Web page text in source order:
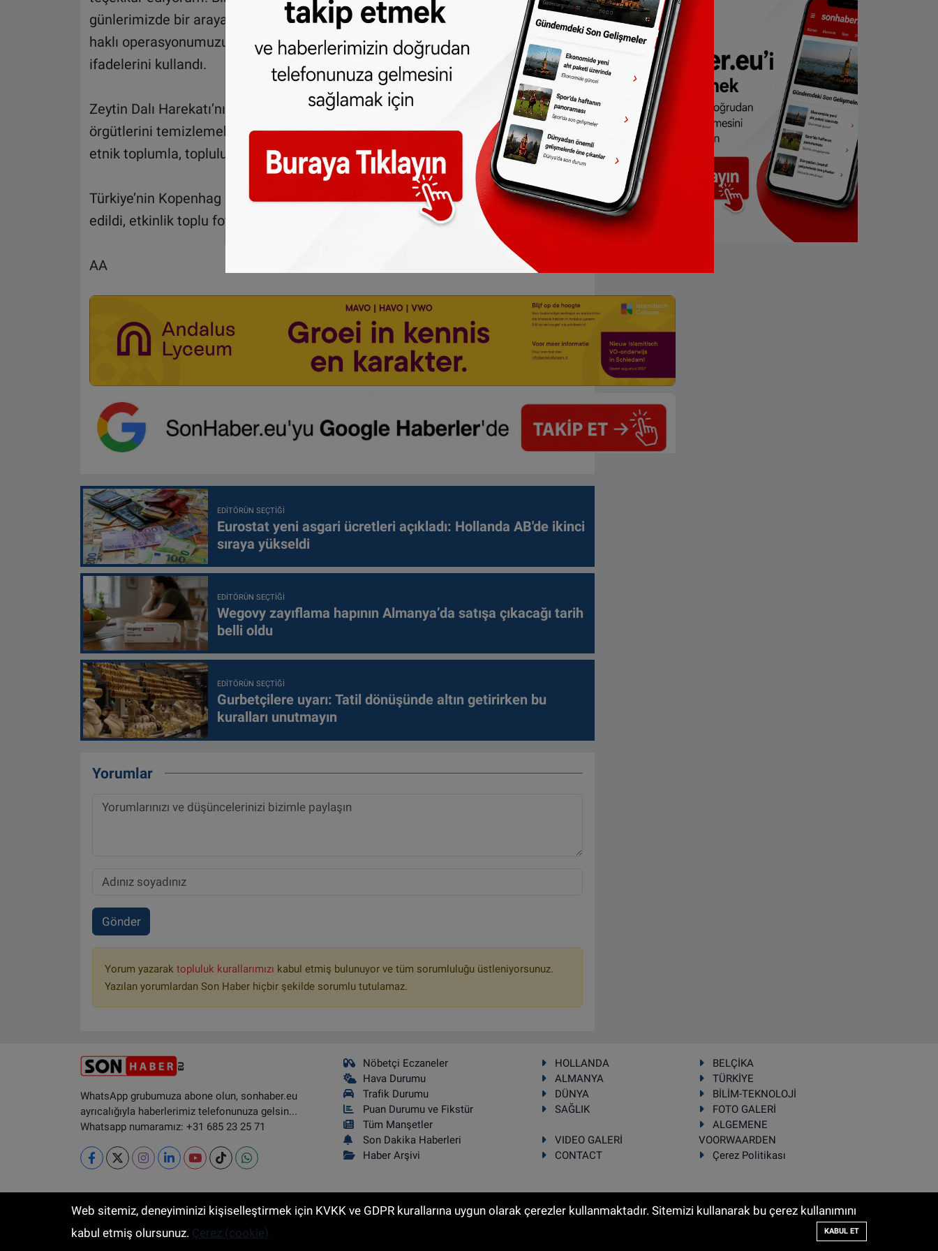
günlerimizde bir araya geleceğiz, kenetleneceğiz. Yapılanları, haklı davamızı,
haklı operasyonumuzu, ele güne anlatmak bakımından bunlar çok önemli."
ifadelerini kullandı.
Zeytin Dalı Harekatı’nın amacının Türkiye'nin ulusal güvenliğini tehdit eden terör
örgütlerini temizlemek olduğunu vurgulayan İpek, "Bizim hiçbir grupla, hiçbir
etnik toplumla, toplulukla bir meselemiz yoktur." diye konuştu.
Türkiye’nin Kopenhag Büyükelçiliği önünde toplanan vatandaşlara çay ikram
edildi, etkinlik toplu fotoğraf çekiminin ardından sona erdi.
AA
EDITÖRÜN SEÇTIĞI
Eurostat yeni asgari ücretleri açıkladı: Hollanda AB'de ikinci
sıraya yükseldi
EDITÖRÜN SEÇTIĞI
Wegovy zayıflama hapının Almanya’da satışa çıkacağı tarih
belli oldu
EDITÖRÜN SEÇTIĞI
Gurbetçilere uyarı: Tatil dönüşünde altın getirirken bu
kuralları unutmayın
Yorumlar
Gönder
Yorum yazarak topluluk kurallarımızı kabul etmiş bulunuyor ve tüm sorumluluğu üstleniyorsunuz.
Yazılan yorumlardan Son Haber hiçbir şekilde sorumlu tutulamaz.
WhatsApp grubumuza abone olun, sonhaber.eu
ayrıcalığıyla haberlerimiz telefonunuza gelsin...
Whatsapp numaramız: +31 685 23 25 71
Nöbetçi Eczaneler
Hava Durumu
Trafik Durumu
Puan Durumu ve Fikstür
Tüm Manşetler
Son Dakika Haberleri
Haber Arşivi
HOLLANDA
BELÇİKA
ALMANYA
TÜRKİYE
DÜNYA
BİLİM-TEKNOLOJİ
SAĞLIK
FOTO GALERİ
VIDEO GALERİ
ALGEMENE
VOORWAARDEN
CONTACT
Çerez Politikası
RSS Copyright © 2025 Sonhaber.eu Her hakkı saklıdır. TE Bilişim
Web sitemiz, deneyiminizi kişiselleştirmek için KVKK ve GDPR kurallarına uygun olarak çerezler kullanmaktadır. Sitemizi kullanarak bu çerez kullanımını
kabul etmiş olursunuz. Çerez (cookie) KABUL ET